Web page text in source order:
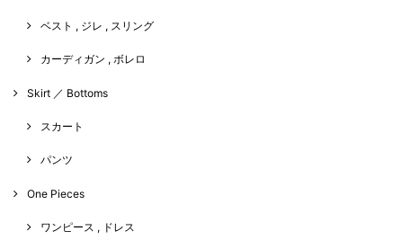
ベスト , ジレ , スリング
カーディガン , ボレロ
Skirt ／ Bottoms
スカート
パンツ
One Pieces
ワンピース , ドレス